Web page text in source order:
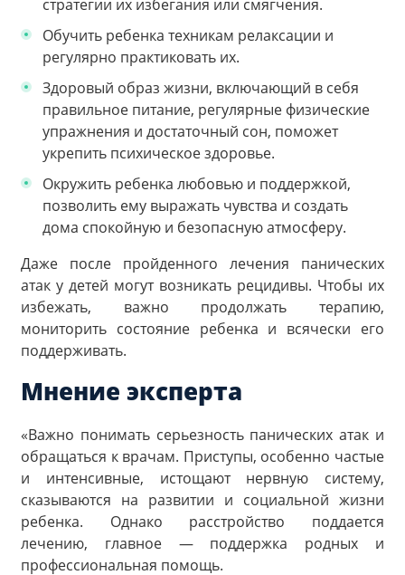
стратегии их избегания или смягчения.
Обучить ребенка техникам релаксации и
регулярно практиковать их.
Здоровый образ жизни, включающий в себя
правильное питание, регулярные физические
упражнения и достаточный сон, поможет
укрепить психическое здоровье.
Окружить ребенка любовью и поддержкой,
позволить ему выражать чувства и создать
дома спокойную и безопасную атмосферу.
Даже после пройденного лечения панических
атак у детей могут возникать рецидивы. Чтобы их
избежать, важно продолжать терапию,
мониторить состояние ребенка и всячески его
поддерживать.
Мнение эксперта
«Важно понимать серьезность панических атак и
обращаться к врачам. Приступы, особенно частые
и интенсивные, истощают нервную систему,
сказываются на развитии и социальной жизни
ребенка. Однако расстройство поддается
лечению, главное — поддержка родных и
профессиональная помощь.